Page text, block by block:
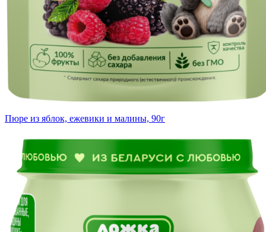
Пюре из яблок, ежевики и малины, 90г